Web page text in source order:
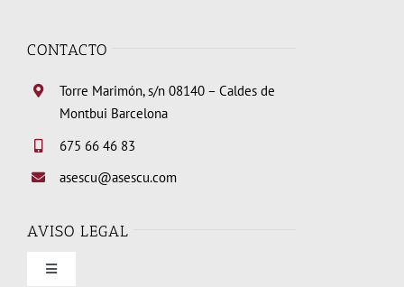
CONTACTO
Torre Marimón, s/n 08140 – Caldes de
Montbui Barcelona
675 66 46 83
asescu@asescu.com
AVISO LEGAL
Toggle